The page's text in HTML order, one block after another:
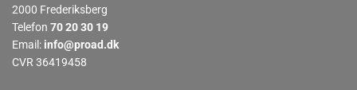
2000 Frederiksberg
Telefon 70 20 30 19
Email: info@proad.dk
CVR 36419458